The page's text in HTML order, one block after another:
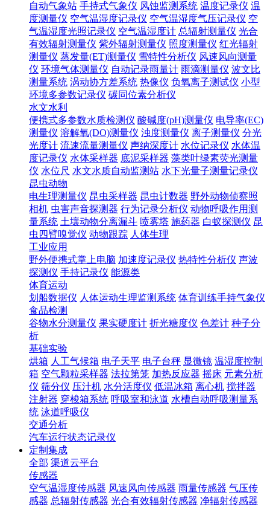
自动气象站 手持式气象仪 风蚀监测系统 温度记录仪 温
度测量仪 空气温湿度记录仪 空气温湿度气压记录仪 空
气温湿度光照记录仪 空气温湿度计 总辐射测量仪 光合
有效辐射测量仪 紫外辐射测量仪 照度测量仪 红光辐射
测量仪 蒸发量(ET)测量仪 雪特性分析仪 风速风向测量
仪 环境气体测量仪 自动记录雨量计 雨滴测量仪 波文比
测量系统 涡动协方差系统 热像仪 负氧离子测试仪 小型
环境多参数记录仪 碳同位素分析仪
水文水利
便携式多参数水质检测仪 酸碱度(pH)测量仪 电导率(EC)
测量仪 溶解氧(DO)测量仪 浊度测量仪 离子测量仪 分光
光度计 流速流量测量仪 声纳深度计 水位记录仪 水体温
度记录仪 水体采样器 底泥采样器 藻类叶绿素荧光测量
仪 水位尺 水文水质自动监测站 水下光量子测量记录仪
昆虫动物
电生理测量仪 昆虫采样器 昆虫计数器 野外动物侦察照
相机 虫害声音探测器 行为记录分析仪 动物呼吸作用测
量系统 土壤动物分离漏斗 喷雾塔 施药器 白蚁探测仪 昆
虫四臂嗅觉仪 动物跟踪 人体生理
工业应用
野外便携式掌上电脑 加速度记录仪 热特性分析仪 声波
探测仪 手持记录仪 能源类
体育运动
划船数据仪 人体运动生理监测系统 体育训练手持气象仪
食品检测
谷物水分测量仪 果实硬度计 折光糖度仪 色差计 种子分
析
基础实验
烘箱 人工气候箱 电子天平 电子台秤 显微镜 温湿度控制
箱 空气颗粒采样器 法拉第笼 加热反应器 摇床 元素分析
仪 筛分仪 压汁机 水分活度仪 低温冰箱 离心机 搅拌器
注射器 穿梭箱系统 呼吸室和泳道 水槽自动呼吸测量系
统 泳道呼吸仪
交通分析
汽车运行状态记录仪
定制集成
全部 渠道云平台
传感器
空气温湿度传感器 风速风向传感器 雨量传感器 气压传
感器 总辐射传感器 光合有效辐射传感器 净辐射传感器